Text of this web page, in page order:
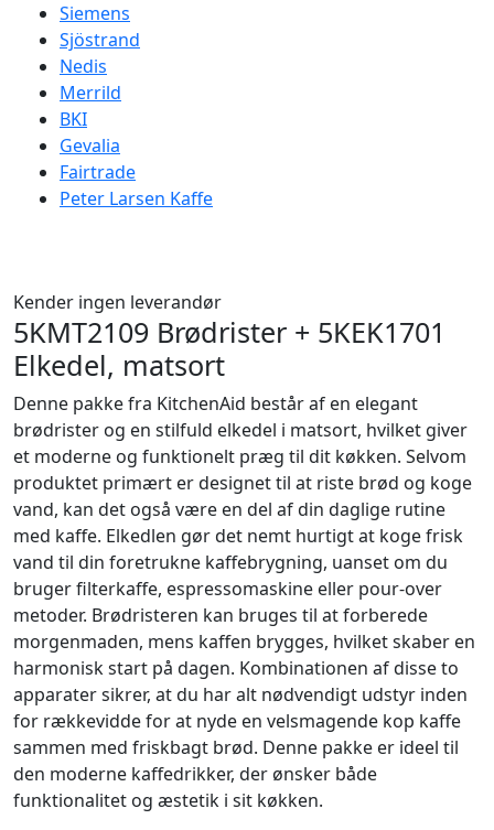
Siemens
Sjöstrand
Nedis
Merrild
BKI
Gevalia
Fairtrade
Peter Larsen Kaffe
Kender ingen leverandør
5KMT2109 Brødrister + 5KEK1701
Elkedel, matsort
Denne pakke fra KitchenAid består af en elegant
brødrister og en stilfuld elkedel i matsort, hvilket giver
et moderne og funktionelt præg til dit køkken. Selvom
produktet primært er designet til at riste brød og koge
vand, kan det også være en del af din daglige rutine
med kaffe. Elkedlen gør det nemt hurtigt at koge frisk
vand til din foretrukne kaffebrygning, uanset om du
bruger filterkaffe, espressomaskine eller pour-over
metoder. Brødristeren kan bruges til at forberede
morgenmaden, mens kaffen brygges, hvilket skaber en
harmonisk start på dagen. Kombinationen af disse to
apparater sikrer, at du har alt nødvendigt udstyr inden
for rækkevidde for at nyde en velsmagende kop kaffe
sammen med friskbagt brød. Denne pakke er ideel til
den moderne kaffedrikker, der ønsker både
funktionalitet og æstetik i sit køkken.